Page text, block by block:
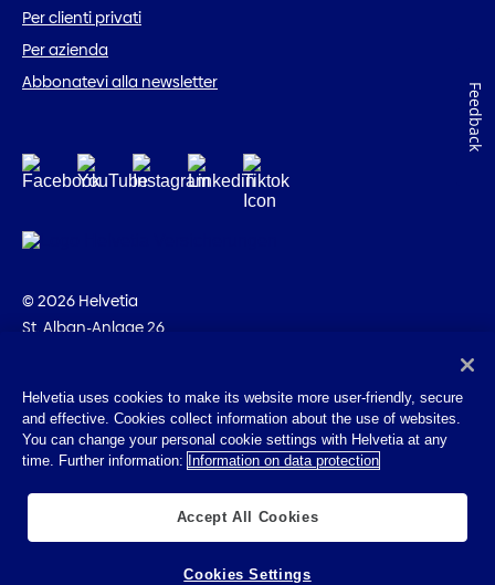
Per clienti privati
Per azienda
Abbonatevi alla newsletter
© 2026 Helvetia
St. Alban-Anlage 26
Impressum
Disposizioni giuridiche
Helvetia uses cookies to make its website more user-friendly, secure
and effective. Cookies collect information about the use of websites.
You can change your personal cookie settings with Helvetia at any
time. Further information: Information on data protection
Accept All Cookies
Cookies Settings
Feedback